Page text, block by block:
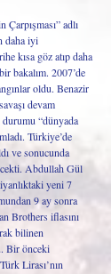
Çarpışması” adlı
daha iyi
kısa göz atıp daha
bakalım. 2007’de
oldu. Benazir
devam
“dünyada
Türkiye’de
ve sonucunda
Abdullah Gül
yeni 7
9 ay sonra
Brothers iflasını
bilinen
Bir önceki
Lirası’nın